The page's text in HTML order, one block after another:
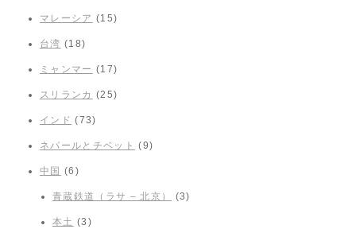
マレーシア (15)
台湾 (18)
ミャンマー (17)
スリランカ (25)
インド (73)
ネパールとチベット (9)
中国 (6)
青蔵鉄道（ラサ – 北京） (3)
本土 (3)